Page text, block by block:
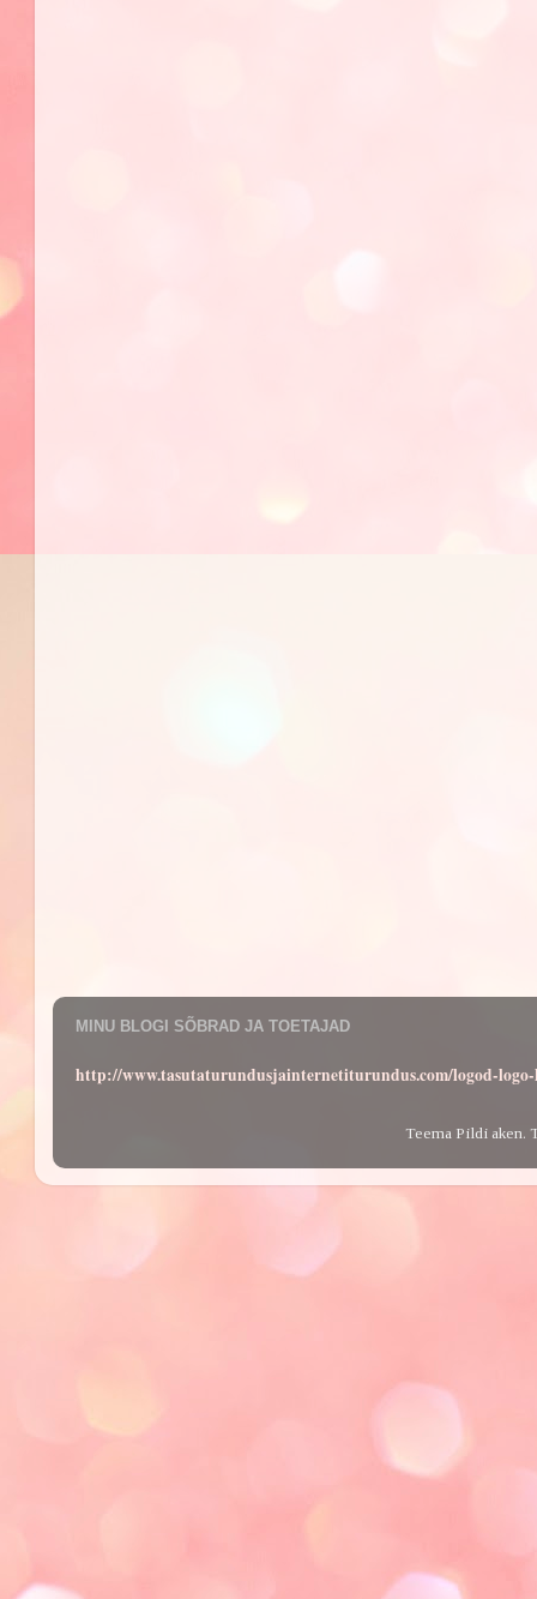
MINU BLOGI SÕBRAD JA TOETAJAD
http://www.tasutaturundusjainternetiturundus.com/logod-
Teema Pildi aken.